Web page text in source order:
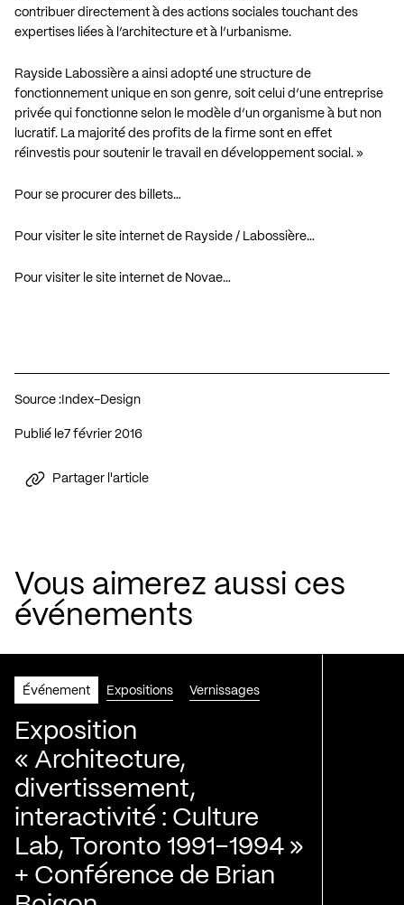
contribuer directement à des actions sociales touchant des
expertises liées à l’architecture et à l’urbanisme.
Rayside Labossière a ainsi adopté une structure de
fonctionnement unique en son genre, soit celui d’une entreprise
privée qui fonctionne selon le modèle d’un organisme à but non
lucratif. La majorité des profits de la firme sont en effet
réinvestis pour soutenir le travail en développement social. »
Pour se procurer des billets…
Pour visiter le site internet de Rayside / Labossière…
Pour visiter le site internet de Novae…
Source : Index-Design
Publié le 7 février 2016
Partager l'article
Vous aimerez aussi ces
événements
Événement Expositions Vernissages
Exposition
« Architecture,
divertissement,
interactivité : Culture
Lab, Toronto 1991-1994 »
+ Conférence de Brian